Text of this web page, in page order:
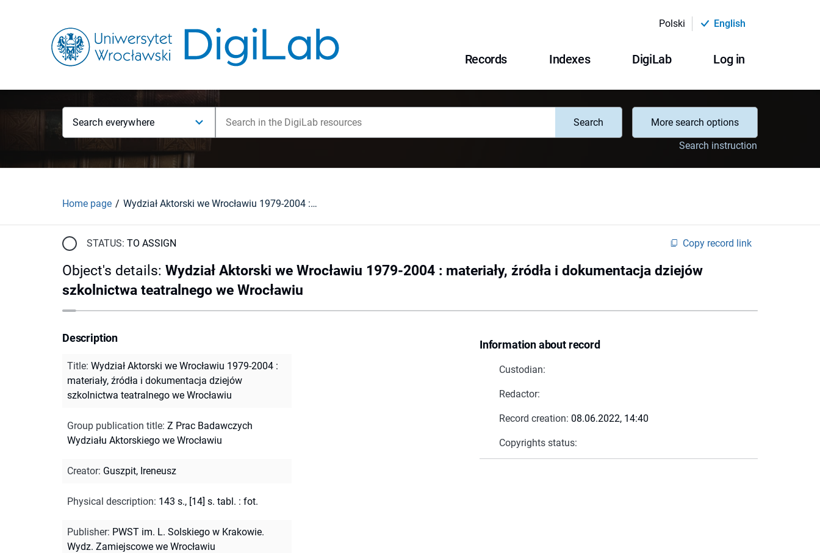
Polski English
Records Indexes DigiLab Log in
Search everywhere Search
More search options
Search instruction
Home page Wydział Aktorski we Wrocławiu 1979-2004 : materiały, źródła i dokumentacja dziejów szkolnictwa teatralnego we Wrocławiu
STATUS: TO ASSIGN Copy record link
Object's details: Wydział Aktorski we Wrocławiu 1979-2004 : materiały, źródła i dokumentacja dziejów
szkolnictwa teatralnego we Wrocławiu
Information about record
Custodian:
Redactor:
Record creation: 08.06.2022, 14:40
Copyrights status:
Description
Title: Wydział Aktorski we Wrocławiu 1979-2004 :
materiały, źródła i dokumentacja dziejów
szkolnictwa teatralnego we Wrocławiu
Group publication title: Z Prac Badawczych
Wydziału Aktorskiego we Wrocławiu
Creator: Guszpit, Ireneusz
Physical description: 143 s., [14] s. tabl. : fot.
Publisher: PWST im. L. Solskiego w Krakowie.
Wydz. Zamiejscowe we Wrocławiu